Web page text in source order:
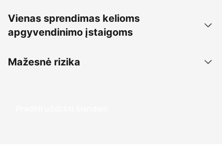
Vienas sprendimas kelioms
apgyvendinimo įstaigoms
Mažesnė rizika
Pradėti uždirbti šiandien